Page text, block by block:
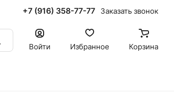
+7 (916) 358-77-77 Заказать звонок
Войти Избранное Корзина